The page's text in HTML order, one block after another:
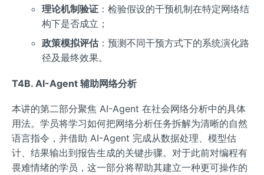
理论机制验证 ：检验假设的干预机制在特定网络结
构下是否成立；
政策模拟评估：预测不同干预方式下的系统演化路
径及最终效果。
T4B. AI-Agent 辅助网络分析
本讲的第二部分聚焦 AI-Agent 在社会网络分析中的具体
用法。学员将学习如何把网络分析任务拆解为清晰的自然
语言指令，并借助 AI-Agent 完成从数据处理、模型估
计、结果输出到报告生成的关键步骤。对于此前对编程有
畏难情绪的学员，这一部分将帮助其建立一种更可操作的